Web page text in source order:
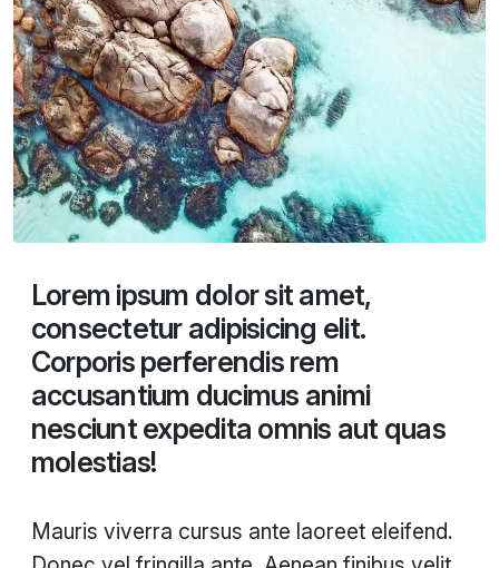
Lorem ipsum dolor sit amet,
consectetur adipisicing elit.
Corporis perferendis rem
accusantium ducimus animi
nesciunt expedita omnis aut quas
molestias!
Mauris viverra cursus ante laoreet eleifend.